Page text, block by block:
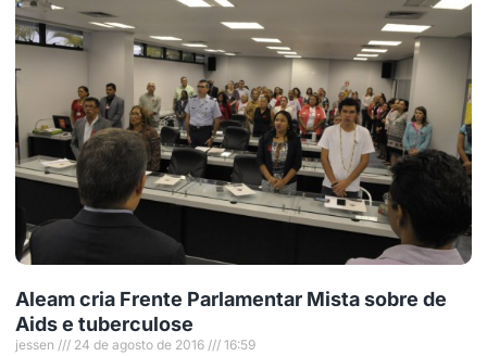
Aleam cria Frente Parlamentar Mista sobre de
Aids e tuberculose
jessen 24 de agosto de 2016 16:59